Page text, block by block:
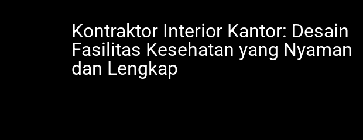
Kontraktor Interior Kantor: Desain
Fasilitas Kesehatan yang Nyaman
dan Lengkap